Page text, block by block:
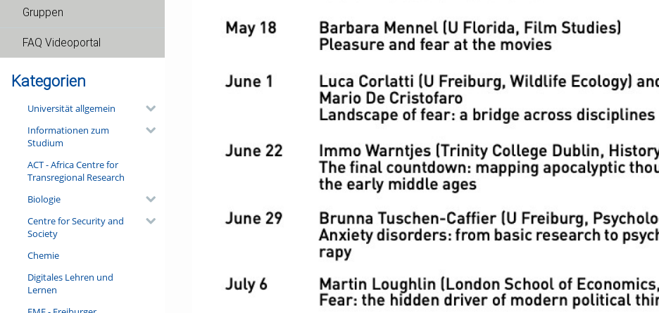
Gruppen
FAQ Videoportal
Kategorien
Universität allgemein
Informationen zum
Studium
ACT - Africa Centre for
Transregional Research
Biologie
Centre for Security and
Society
Chemie
Digitales Lehren und
Lernen